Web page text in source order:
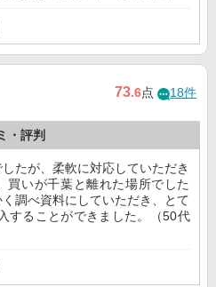
73.6点 18件
・評判
たが、柔軟に対応していただき
買いが千葉と離れた場所でした
調べ資料にしていただき、とて
することができました。（50代